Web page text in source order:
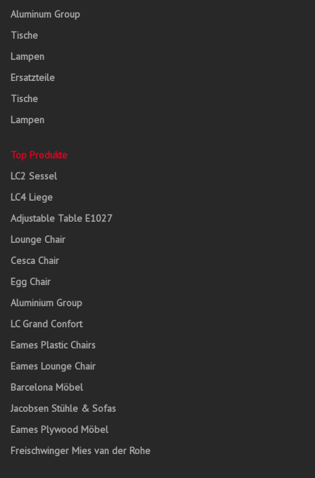
Aluminum Group
Tische
Lampen
Ersatzteile
Tische
Lampen
Top Produkte
LC2 Sessel
LC4 Liege
Adjustable Table E1027
Lounge Chair
Cesca Chair
Egg Chair
Aluminium Group
LC Grand Confort
Eames Plastic Chairs
Eames Lounge Chair
Barcelona Möbel
Jacobsen Stühle & Sofas
Eames Plywood Möbel
Freischwinger Mies van der Rohe